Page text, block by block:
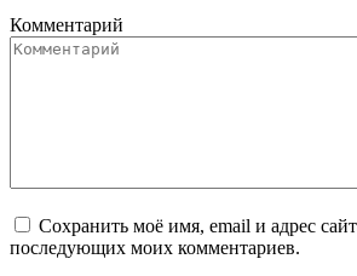
Комментарий
Сохранить моё имя, email и адрес
последующих моих комментариев.